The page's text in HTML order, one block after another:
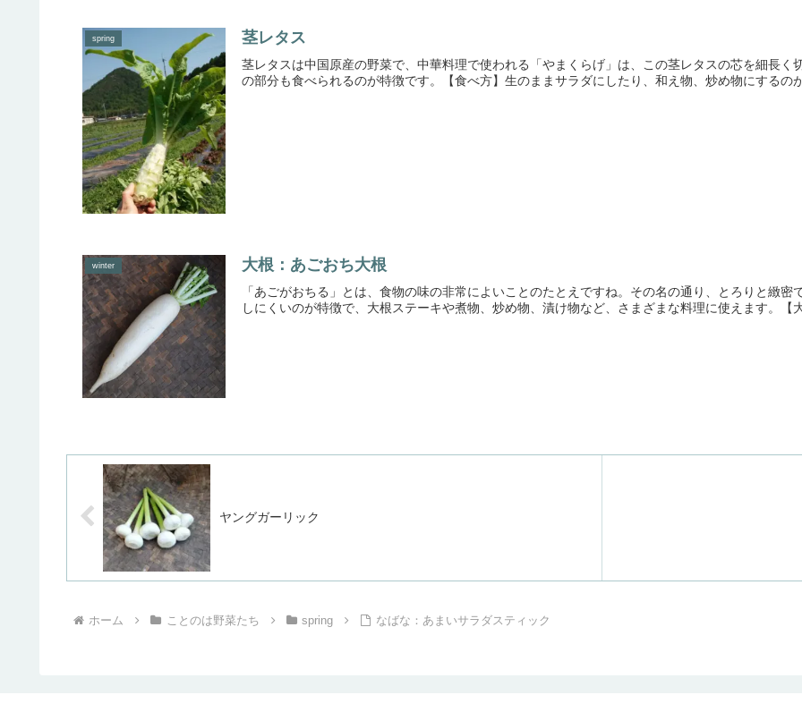
spring 茎レタス
茎レタスは中国原産の野菜で、中華料理で使われる「やまくらげ」は、この茎レタスの芯を細長
の部分も食べられるのが特徴です。【食べ方】生のままサラダにしたり、和え物、炒め物にするの
winter 大根：あごおち大根
「あごがおちる」とは、食物の味の非常によいことのたとえですね。その名の通り、とろりと緻
しにくいのが特徴で、大根ステーキや煮物、炒め物、漬け物など、さまざまな料理に使えます。【
ヤングガーリック
ホーム ことのは野菜たち spring なばな：あまいサラダスティック